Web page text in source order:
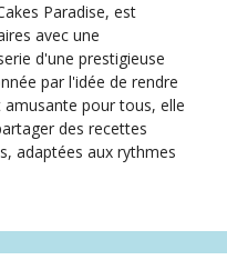
Paradise, est
avec une
d'une prestigieuse
par l'idée de rendre
amusante pour tous, elle
des recettes
adaptées aux rythmes